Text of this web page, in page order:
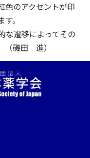
色のアクセントが印
。
な遷移によってその
（磯田 進）